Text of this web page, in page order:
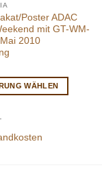
Poster ADAC
mit GT-WM-
2010
WÄHLEN